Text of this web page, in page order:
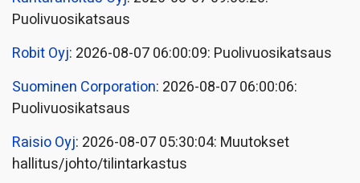
Puolivuosikatsaus
Robit Oyj: 2026-08-07 06:00:09: Puolivuosikatsaus
Suominen Corporation: 2026-08-07 06:00:06:
Puolivuosikatsaus
Raisio Oyj: 2026-08-07 05:30:04: Muutokset
hallitus/johto/tilintarkastus